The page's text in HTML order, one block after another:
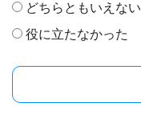
どちらともいえない
役に立たなかった